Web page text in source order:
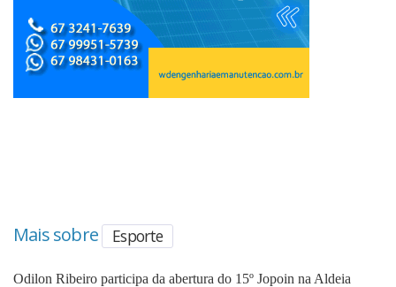
Mais sobre Esporte
Odilon Ribeiro participa da abertura do 15º Jopoin na Aldeia